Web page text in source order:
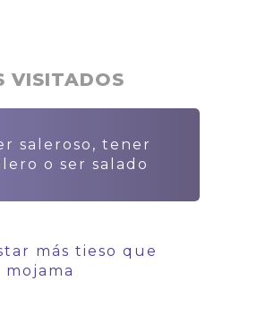
VISITADOS
saleroso, tener
o ser salado
más tieso que
mojama